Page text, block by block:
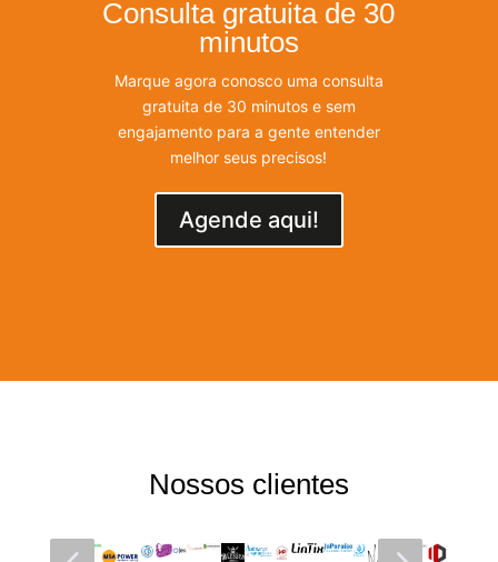
Consulta gratuita de 30
minutos
Marque agora conosco uma consulta
gratuita de 30 minutos e sem
engajamento para a gente entender
melhor seus precisos!
Agende aqui!
Nossos clientes